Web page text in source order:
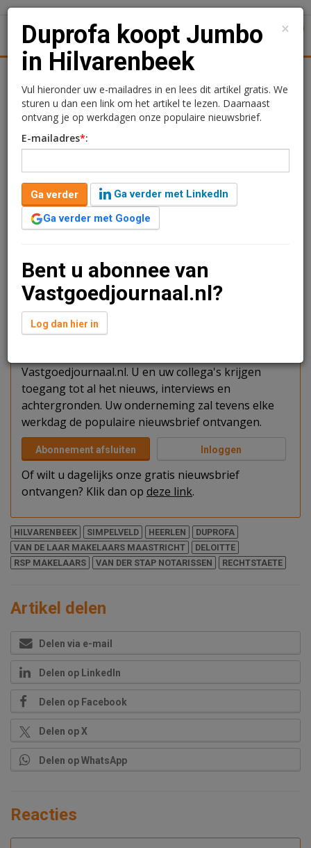
Duprofa koopt Jumbo in
Hilvarenbeek
Redactie
13 december 2023 om 12:52
3 jaar geleden aangepast
1 minuut leestijd
Particuliere investeerders hebben drie winkels in
gekocht door het Duprofa Super Convenience Fund.
Verder lezen?
U kunt het artikel niet volledig lezen omdat u nog
Vastgoedjournaal.nl. U en uw collega's krijgen
toegang tot al het nieuws, interviews en
achtergronden. Uw onderneming zal tevens elke
werkdag de populaire nieuwsbrief ontvangen.
Abonnement afsluiten Inloggen
Of wilt u dagelijks onze gratis nieuwsbrief
ontvangen? Klik dan op deze link.
HILVARENBEEK SIMPELVELD HEERLEN
DUPROFA
VAN DE LAAR MAKELAARS MAASTRICHT
DELOITTE
RSP MAKELAARS
VAN DER STAP NOTARISSEN RECHTSTAETE
Artikel delen
Delen via e-mail
Delen op LinkedIn
Delen op Facebook
Delen op X
Delen op WhatsApp
Reacties
×
Duprofa koopt Jumbo
in Hilvarenbeek
Vul hieronder uw e-mailadres in en lees dit artikel gratis. We
sturen u dan een link om het artikel te lezen. Daarnaast
ontvang je op werkdagen onze populaire nieuwsbrief.
E-mailadres*:
Ga verder
Ga verder met LinkedIn
Ga verder met Google
Bent u abonnee van
Vastgoedjournaal.nl?
Log dan hier in